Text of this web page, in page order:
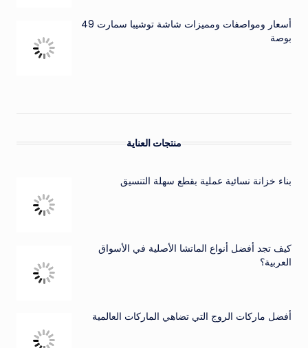
أسعار ومواصفات ومميزات شاشة توشيبا سمارت 49
بوصة
منتجات العناية
بناء خزانة نسائية عملية بقطع سهلة التنسيق
كيف تجد أفضل أنواع الماتشا الأصلية في الأسواق
العربية؟
أفضل ماركات الروج التي تضاهي الماركات العالمية